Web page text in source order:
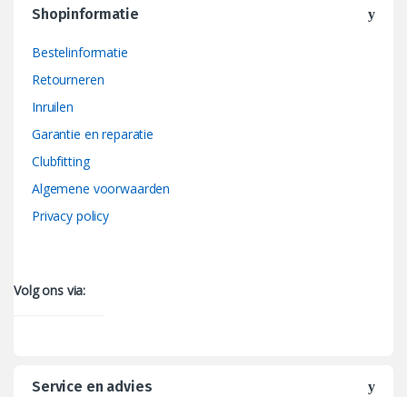
Shopinformatie
Bestelinformatie
Retourneren
Inruilen
Garantie en reparatie
Clubfitting
Algemene voorwaarden
Privacy policy
Volg ons via:
Service en advies